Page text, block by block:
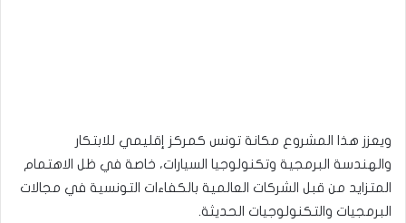
ويعزز هذا المشروع مكانة تونس كمركز إقليمي للابتكار
والهندسة البرمجية وتكنولوجيا السيارات، خاصة في ظل الاهتمام
المتزايد من قبل الشركات العالمية بالكفاءات التونسية في مجالات
البرمجيات والتكنولوجيات الحديثة.